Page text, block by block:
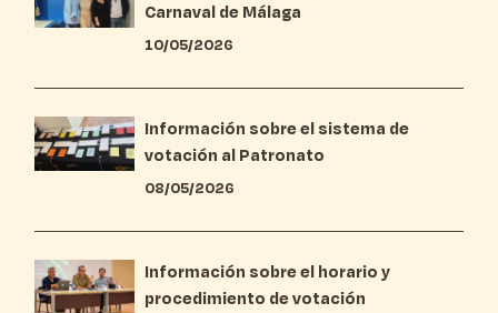
Carnaval de Málaga
10/05/2026
Información sobre el sistema de
votación al Patronato
08/05/2026
Información sobre el horario y
procedimiento de votación